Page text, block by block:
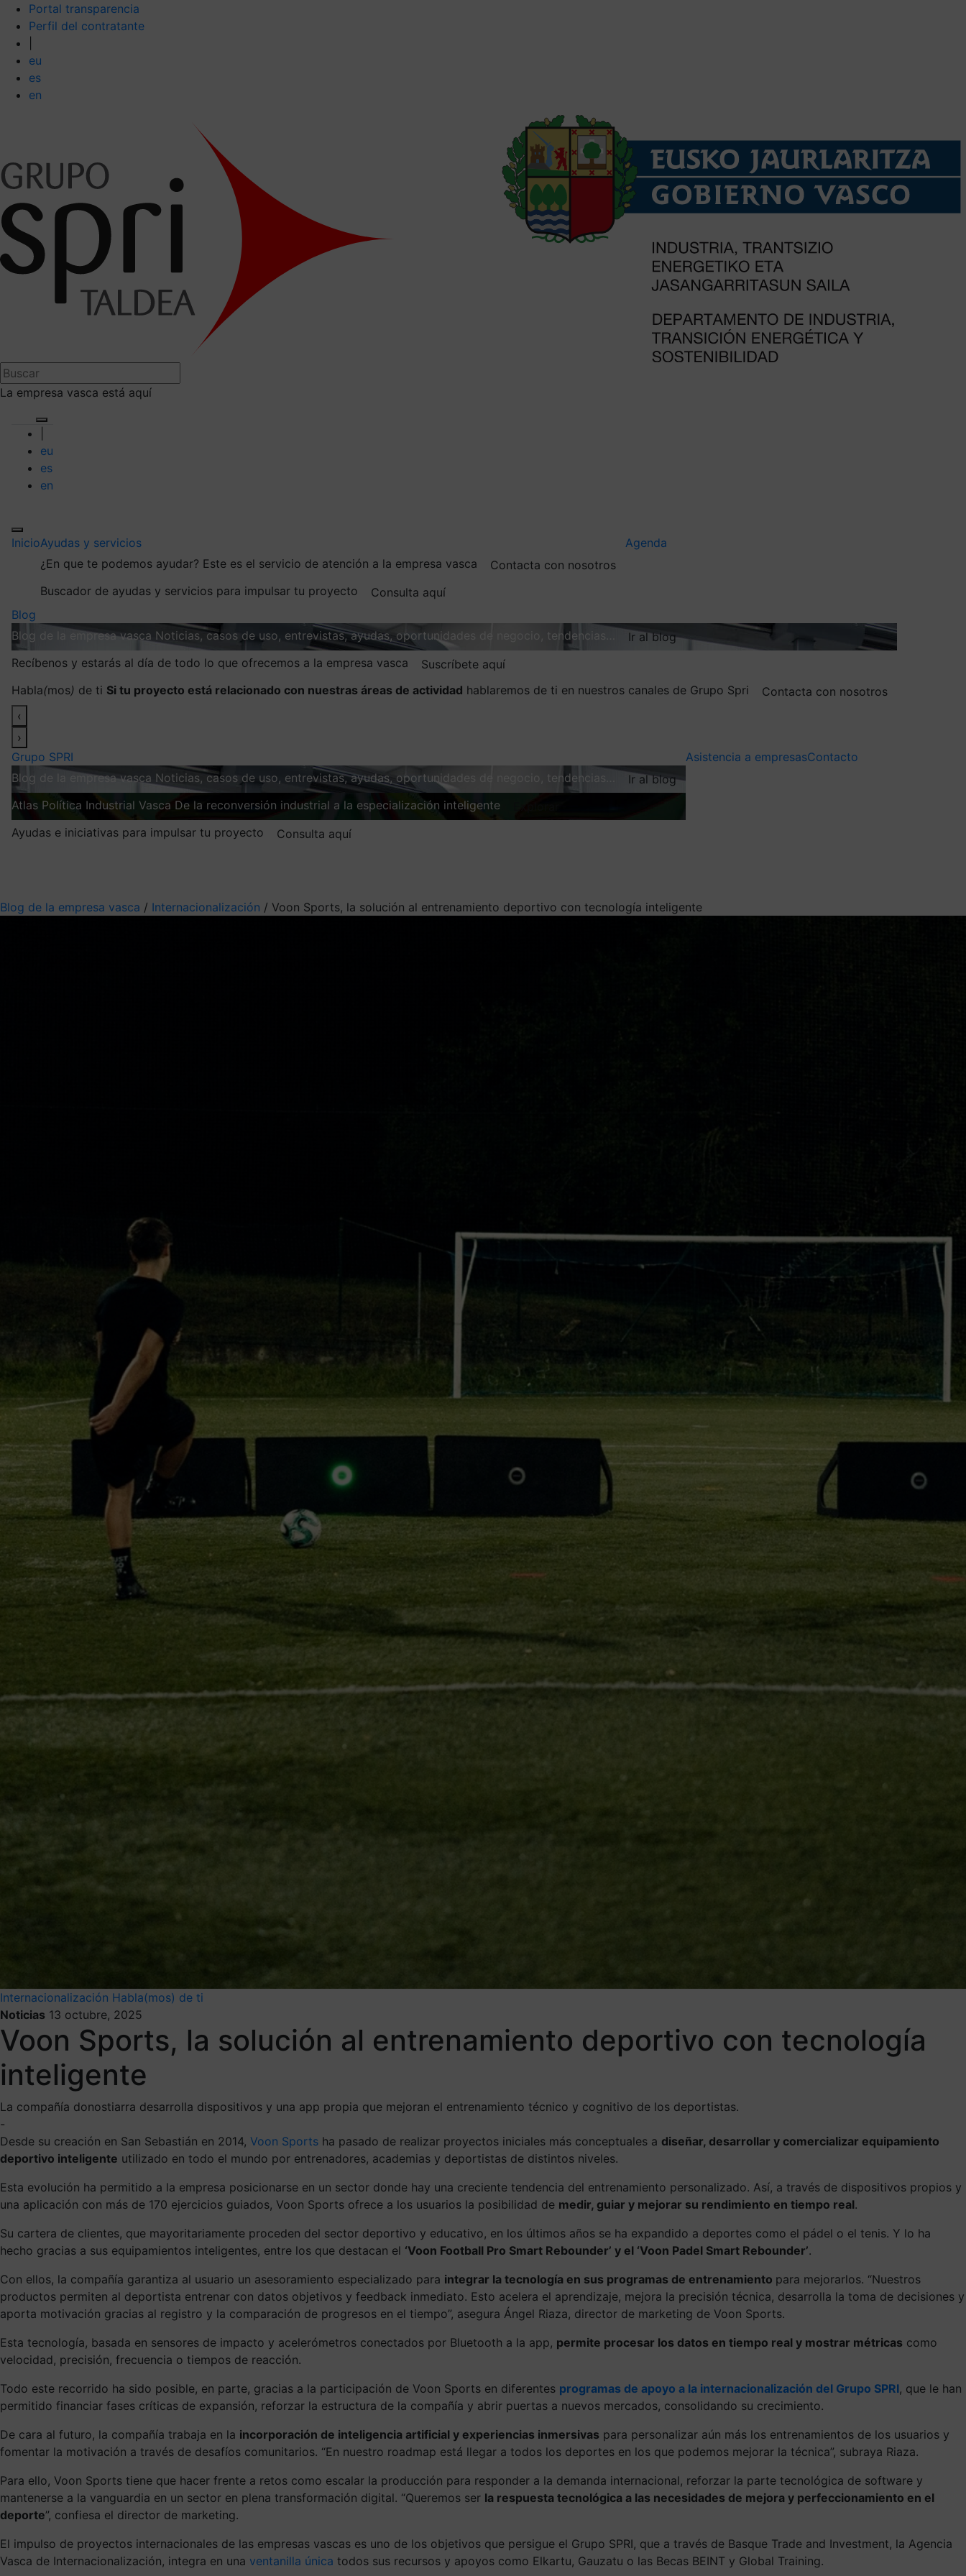
Portal transparencia
Perfil del contratante
eu
es
en
La empresa vasca está aquí
eu
es
en
InicioAyudas y servicios
¿En que te podemos ayudar? Este es el servicio de atención a la empresa vasca
Contacta con nosotros
Buscador de ayudas y servicios para impulsar tu proyecto
Consulta aquí
Agenda
Blog
Blog de la empresa vasca Noticias, casos de uso, entrevistas, ayudas, oportunidades de negocio, tendencias…
Ir al blog
Recíbenos y estarás al día de todo lo que ofrecemos a la empresa vasca
Suscríbete aquí
Habla(mos) de ti Si tu proyecto está relacionado con nuestras áreas de actividad hablaremos de ti en nuestros canales de Grupo Spri
Contacta con nosotros
‹
›
Grupo SPRI
Blog de la empresa vasca Noticias, casos de uso, entrevistas, ayudas, oportunidades de negocio, tendencias…
Ir al blog
Atlas Política Industrial Vasca De la reconversión industrial a la especialización inteligente
Ayudas e iniciativas para impulsar tu proyecto
Consulta aquí
Asistencia a empresasContacto
Blog de la empresa vasca / Internacionalización / Voon Sports, la solución al entrenamiento deportivo con tecnología inteligente
Internacionalización Habla(mos) de ti
Noticias 13 octubre, 2025
Voon Sports, la solución al entrenamiento deportivo con tecnología
inteligente
La compañía donostiarra desarrolla dispositivos y una app propia que mejoran el entrenamiento técnico y cognitivo de los deportistas.
-
Desde su creación en San Sebastián en 2014, Voon Sports ha pasado de realizar proyectos iniciales más conceptuales a diseñar, desarrollar y comercializar equipamiento
deportivo inteligente utilizado en todo el mundo por entrenadores, academias y deportistas de distintos niveles.
Esta evolución ha permitido a la empresa posicionarse en un sector donde hay una creciente tendencia del entrenamiento personalizado. Así, a través de dispositivos propios y
una aplicación con más de 170 ejercicios guiados, Voon Sports ofrece a los usuarios la posibilidad de medir, guiar y mejorar su rendimiento en tiempo real.
Su cartera de clientes, que mayoritariamente proceden del sector deportivo y educativo, en los últimos años se ha expandido a deportes como el pádel o el tenis. Y lo ha
hecho gracias a sus equipamientos inteligentes, entre los que destacan el ‘Voon Football Pro Smart Rebounder’ y el ‘Voon Padel Smart Rebounder’.
Con ellos, la compañía garantiza al usuario un asesoramiento especializado para integrar la tecnología en sus programas de entrenamiento para mejorarlos. “Nuestros
productos permiten al deportista entrenar con datos objetivos y feedback inmediato. Esto acelera el aprendizaje, mejora la precisión técnica, desarrolla la toma de decisiones y
aporta motivación gracias al registro y la comparación de progresos en el tiempo”, asegura Ángel Riaza, director de marketing de Voon Sports.
Esta tecnología, basada en sensores de impacto y acelerómetros conectados por Bluetooth a la app, permite procesar los datos en tiempo real y mostrar métricas como
velocidad, precisión, frecuencia o tiempos de reacción.
Todo este recorrido ha sido posible, en parte, gracias a la participación de Voon Sports en diferentes programas de apoyo a la internacionalización del Grupo SPRI, que le han
permitido financiar fases críticas de expansión, reforzar la estructura de la compañía y abrir puertas a nuevos mercados, consolidando su crecimiento.
De cara al futuro, la compañía trabaja en la incorporación de inteligencia artificial y experiencias inmersivas para personalizar aún más los entrenamientos de los usuarios y
fomentar la motivación a través de desafíos comunitarios. “En nuestro roadmap está llegar a todos los deportes en los que podemos mejorar la técnica”, subraya Riaza.
Para ello, Voon Sports tiene que hacer frente a retos como escalar la producción para responder a la demanda internacional, reforzar la parte tecnológica de software y
mantenerse a la vanguardia en un sector en plena transformación digital. “Queremos ser la respuesta tecnológica a las necesidades de mejora y perfeccionamiento en el
deporte”, confiesa el director de marketing.
El impulso de proyectos internacionales de las empresas vascas es uno de los objetivos que persigue el Grupo SPRI, que a través de Basque Trade and Investment, la Agencia
Vasca de Internacionalización, integra en una ventanilla única todos sus recursos y apoyos como Elkartu, Gauzatu o las Becas BEINT y Global Training.